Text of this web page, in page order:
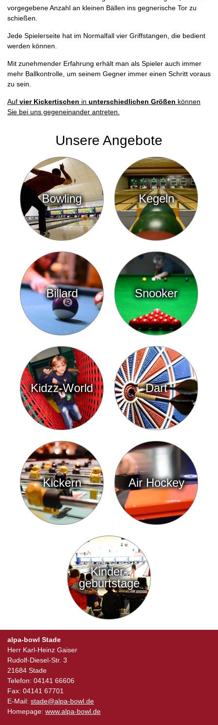
vorgegebene Anzahl an kleinen Bällen ins gegnerische Tor zu
schießen.
Jede Spielerseite hat im Normalfall vier Griffstangen, die bedient
werden können.
Mit zunehmender Erfahrung erhält man als Spieler auch immer
mehr Ballkontrolle, um seinem Gegner immer einen Schritt voraus
zu sein.
Auf vier Kickertischen in unterschiedlichen Größen können
Sie bei uns gegeneinander antreten.
Unsere Angebote
Bowling Kegeln
Billard Snooker
Kidzz-World Dart
Kickern Air Hockey
Kinder-
geburtstage
alpa-bowl Stade
Herr Karl-Heinz Gaiser
Rudolf-Diesel-Str. 3
21684 Stade
Telefon: 04141 66606
Fax: 04141 67701
E-Mail: stade@alpa-bowl.de
Homepage: www.alpa-bowl.de